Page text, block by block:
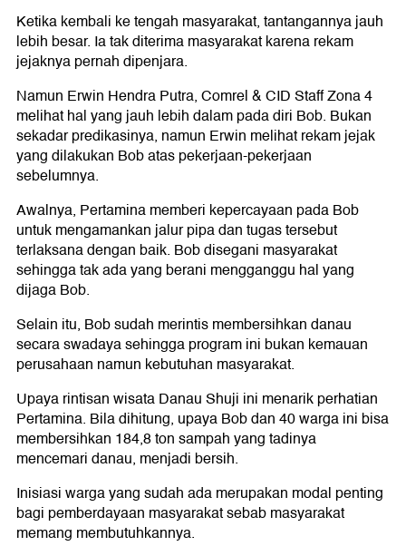
Ketika kembali ke tengah masyarakat, tantangannya jauh
lebih besar. Ia tak diterima masyarakat karena rekam
jejaknya pernah dipenjara.
Namun Erwin Hendra Putra, Comrel & CID Staff Zona 4
melihat hal yang jauh lebih dalam pada diri Bob. Bukan
sekadar predikasinya, namun Erwin melihat rekam jejak
yang dilakukan Bob atas pekerjaan-pekerjaan
sebelumnya.
Awalnya, Pertamina memberi kepercayaan pada Bob
untuk mengamankan jalur pipa dan tugas tersebut
terlaksana dengan baik. Bob disegani masyarakat
sehingga tak ada yang berani mengganggu hal yang
dijaga Bob.
Selain itu, Bob sudah merintis membersihkan danau
secara swadaya sehingga program ini bukan kemauan
perusahaan namun kebutuhan masyarakat.
Upaya rintisan wisata Danau Shuji ini menarik perhatian
Pertamina. Bila dihitung, upaya Bob dan 40 warga ini bisa
membersihkan 184,8 ton sampah yang tadinya
mencemari danau, menjadi bersih.
Inisiasi warga yang sudah ada merupakan modal penting
bagi pemberdayaan masyarakat sebab masyarakat
memang membutuhkannya.